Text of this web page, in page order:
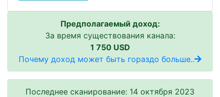
Предполагаемый доход:
За время существования канала:
1 750 USD
Почему доход может быть гораздо больше..
Последнее сканирование: 14 октября 2023